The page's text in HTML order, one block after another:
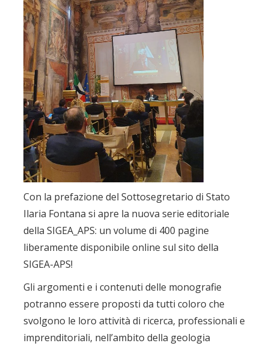
Con la prefazione del Sottosegretario di Stato
Ilaria Fontana si apre la nuova serie editoriale
della SIGEA_APS: un volume di 400 pagine
liberamente disponibile online sul sito della
SIGEA-APS!
Gli argomenti e i contenuti delle monografie
potranno essere proposti da tutti coloro che
svolgono le loro attività di ricerca, professionali e
imprenditoriali, nell’ambito della geologia